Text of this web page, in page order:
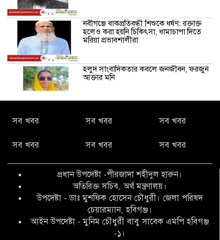
নবীগঞ্জে বাকপ্রতিবন্ধী শিশুকে ধর্ষণ: রক্তাক্ত
হলেও করা হয়নি চিকিৎসা, ধামাচাপা দিতে
মরিয়া প্রভাবশালীরা
হলুদ সাংবাদিকতার কবলে জনজীবন, ফরজুন
আক্তার মনি
কিবরিয়া
বৃত্তি পরীক্ষার সুযোগ করে দিলেন প্রধান শিক্ষক
ফারুক মাস্টার
আব্দুল হক তালুকদার ফাউন্ডেশন মানবতার
শিকড় ছুঁই ছুঁই,ফরজুন আক্তার মনি
সব খবর সব খবর সব খবর
সব খবর সব খবর সব খবর
প্রধান উপদেষ্টা -পীরজাদা শহীদুল হারুন।
অতিরিক্ত সচিব, অর্থ মন্ত্রণালয়।
উপদেষ্টা - ডাঃ মুশফিক হোসেন চৌধুরী। জেলা পরিষদ
চেয়ারম্যান, হবিগঞ্জ।
আইন উপদেষ্টা - মুনিম চৌধুরী বাবু সাবেক এমপি হবিগঞ্জ
-১।